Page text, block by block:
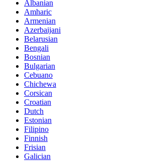
Albanian
Amharic
Armenian
Azerbaijani
Belarusian
Bengali
Bosnian
Bulgarian
Cebuano
Chichewa
Corsican
Croatian
Dutch
Estonian
Filipino
Finnish
Frisian
Galician